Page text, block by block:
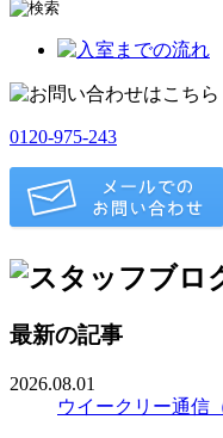
0120-975-243
最新の記事
2026.08.01
ウイークリー通信